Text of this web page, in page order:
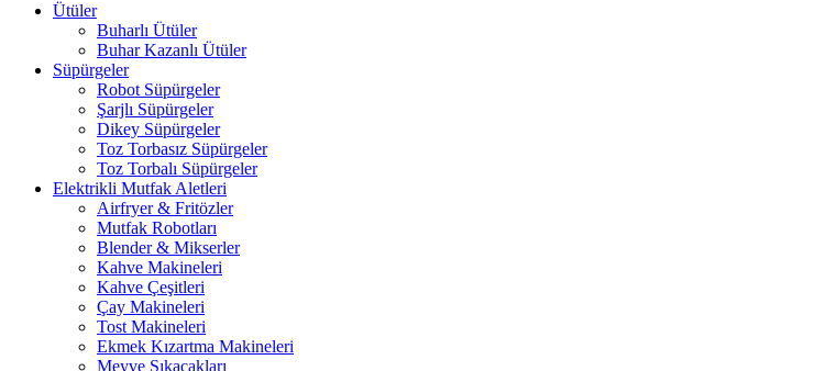
Ütüler
Buharlı Ütüler
Buhar Kazanlı Ütüler
Süpürgeler
Robot Süpürgeler
Şarjlı Süpürgeler
Dikey Süpürgeler
Toz Torbasız Süpürgeler
Toz Torbalı Süpürgeler
Elektrikli Mutfak Aletleri
Airfryer & Fritözler
Mutfak Robotları
Blender & Mikserler
Kahve Makineleri
Kahve Çeşitleri
Çay Makineleri
Tost Makineleri
Ekmek Kızartma Makineleri
Meyve Sıkacakları